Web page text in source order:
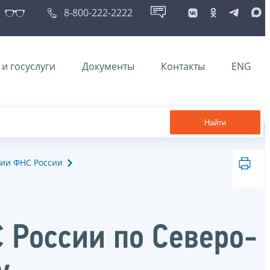
8-800-222-2222
госуслуги Документы Контакты ENG
Найти
ФНС России
по Северо-